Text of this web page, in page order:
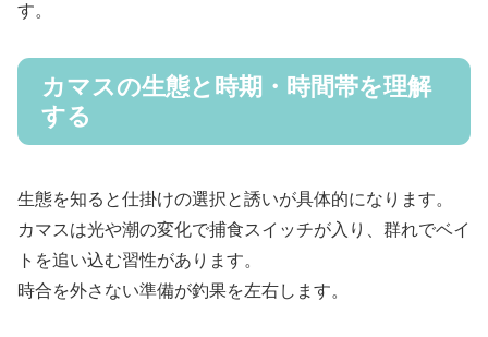
す。
カマスの生態と時期・時間帯を理解
する
生態を知ると仕掛けの選択と誘いが具体的になります。
カマスは光や潮の変化で捕食スイッチが入り、群れでベイ
トを追い込む習性があります。
時合を外さない準備が釣果を左右します。